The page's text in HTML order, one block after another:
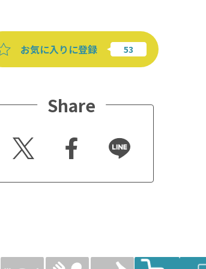
お気に入りに登録
Share
Twitt
er
Faceb
ook
Line
アレルギ レストラ 杖の貸出 車いすの 筆談